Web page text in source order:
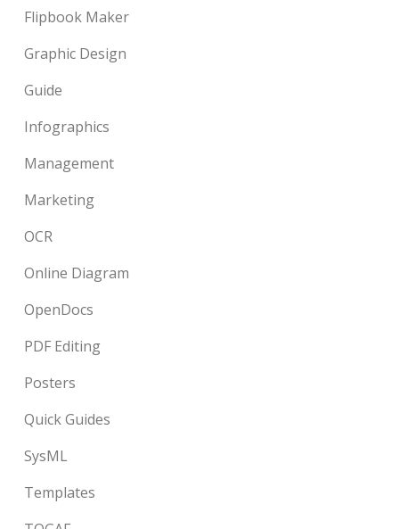
Flipbook Maker
Graphic Design
Guide
Infographics
Management
Marketing
OCR
Online Diagram
OpenDocs
PDF Editing
Posters
Quick Guides
SysML
Templates